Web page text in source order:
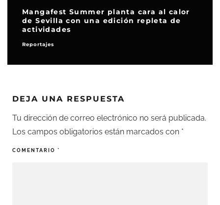
Mangafest Summer planta cara al calor
de Sevilla con una edición repleta de
actividades
Reportajes
DEJA UNA RESPUESTA
Tu dirección de correo electrónico no será publicada.
Los campos obligatorios están marcados con *
COMENTARIO *